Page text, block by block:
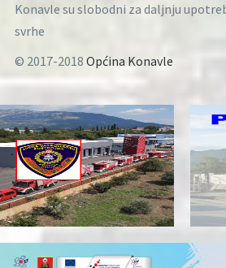
Konavle su slobodni za daljnju
svrhe
© 2017-2018 Općina Konavle